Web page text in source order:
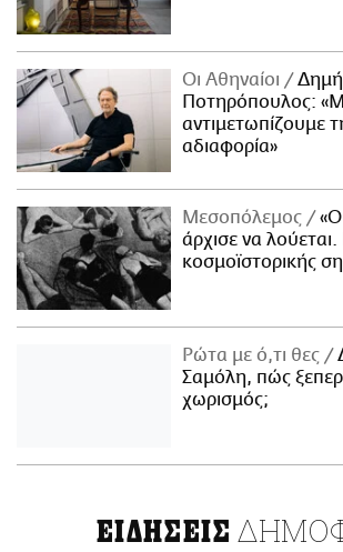
Οι Αθηναίοι
Ποτηρόπουλος:
αντιμετωπίζουμε
αδιαφορία»
Μεσοπόλεμος
«Ο
άρχισε να λούεται.
κοσμοϊστορικής
Ρώτα με ό,τι θες
Σαμόλη, πώς
χωρισμός;
ΕΙΔΗΣΕΙΣ